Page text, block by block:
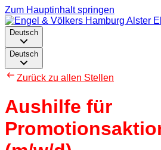
Zum Hauptinhalt springen
Deutsch
Deutsch
Zurück zu allen Stellen
Aushilfe für